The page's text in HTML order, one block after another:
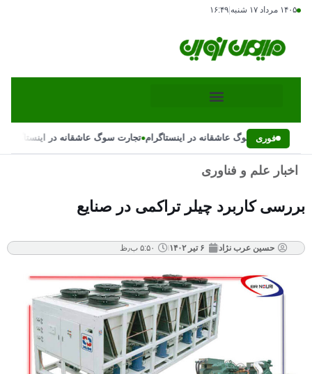
۱۴۰۵ مرداد ۱۷ شنبه ۱۶:۴۹
فوری
تجارت سوگ عاشقانه در اینستاگرام•تجارت سوگ عاشقانه در اینستاگرام
اخبار علم و فناوری
بررسی کاربرد چیلر تراکمی در صنایع
حسین عرب نژاد ۶ تیر ۱۴۰۲ ۵:۵۰ ب٫ظ